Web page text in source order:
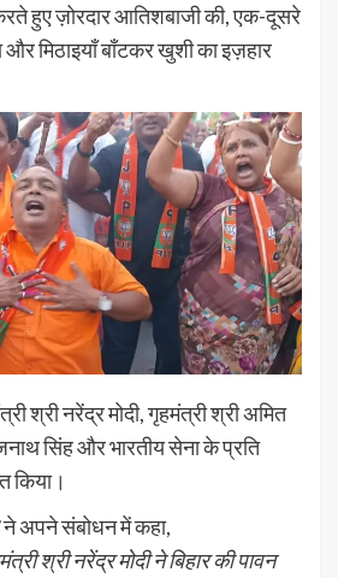
हुए ज़ोरदार आतिशबाजी की, एक-दूसरे
मिठाइयाँ बाँटकर खुशी का इज़हार
श्री नरेंद्र मोदी, गृहमंत्री श्री अमित
सिंह और भारतीय सेना के प्रति
किया।
ने अपने संबोधन में कहा,
श्री नरेंद्र मोदी ने बिहार की पावन